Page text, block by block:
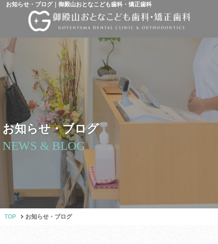
お知らせ・ブログ｜御殿山おとなこども歯科・矯正歯科
お知らせ・ブログ
NEWS & BLOG
TOP お知らせ・ブログ